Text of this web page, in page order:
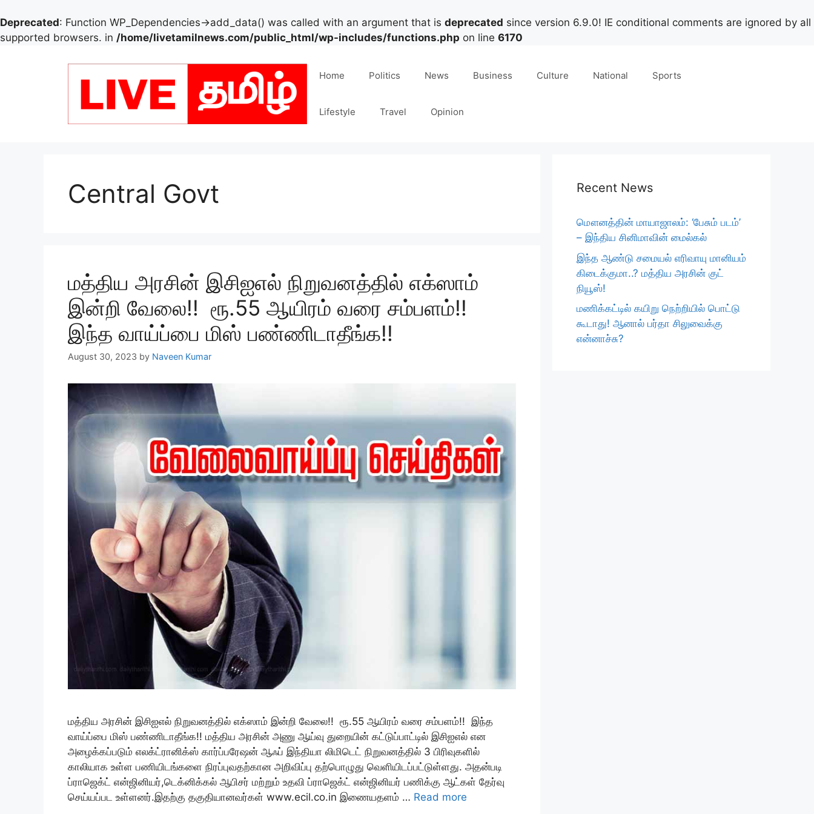
Deprecated: Function WP_Dependencies->add_data() was called with an argument that is deprecated since version 6.9.0! IE conditional comments are ignored by all
supported browsers. in /home/livetamilnews.com/public_html/wp-includes/functions.php on line 6170
Home Politics News Business Culture National Sports
Lifestyle Travel Opinion
Central Govt
மத்திய அரசின் இசிஐஎல் நிறுவனத்தில் எக்ஸாம்
இன்றி வேலை!! ரூ.55 ஆயிரம் வரை சம்பளம்!!
இந்த வாய்ப்பை மிஸ் பண்ணிடாதீங்க!!
August 30, 2023 by Naveen Kumar
மத்திய அரசின் இசிஐஎல் நிறுவனத்தில் எக்ஸாம் இன்றி வேலை!! ரூ.55 ஆயிரம் வரை சம்பளம்!! இந்த
வாய்ப்பை மிஸ் பண்ணிடாதீங்க!! மத்திய அரசின் அணு ஆய்வு துறையின் கட்டுப்பாட்டில் இசிஐஎல் என
அழைக்கப்படும் எலக்ட்ரானிக்ஸ் கார்ப்பரேஷன் ஆஃப் இந்தியா லிமிடெட் நிறுவனத்தில் 3 பிரிவுகளில்
காலியாக உள்ள பணியிடங்களை நிரப்புவதற்கான அறிவிப்பு தற்பொழுது வெளியிடப்பட்டுள்ளது. அதன்படி
ப்ராஜெக்ட் என்ஜினியர்,டெக்னிக்கல் ஆபிசர் மற்றும் உதவி ப்ராஜெக்ட் என்ஜினியர் பணிக்கு ஆட்கள் தேர்வு
செய்யப்பட உள்ளனர்.இதற்கு தகுதியானவர்கள் www.ecil.co.in இணையதளம் … Read more
Recent News
மௌனத்தின் மாயாஜாலம்: ‘பேசும் படம்’
– இந்திய சினிமாவின் மைல்கல்
இந்த ஆண்டு சமையல் எரிவாயு மானியம்
கிடைக்குமா..? மத்திய அரசின் குட்
நியூஸ்!
மணிக்கட்டில் கயிறு நெற்றியில் பொட்டு
கூடாது! ஆனால் பர்தா சிலுவைக்கு
என்னாச்சு?